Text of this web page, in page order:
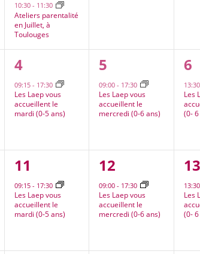
10:30 - 11:30
Ateliers parentalité
en Juillet, à
Toulouges
1
évènement,
4
09:15 - 17:30
Les Laep vous
accueillent le
mardi (0-5 ans)
1
évènement,
5
09:00- 17:30
Les Laep vous
accueillent le
mercredi (0-6 ans)
1
6
13:30
Les
(0-
1
évènement,
11
09:15 - 17:30
Les Laep vous
accueillent le
mardi (0-5 ans)
1
évènement,
12
09:00- 17:30
Les Laep vous
accueillent le
mercredi (0-6 ans)
1
13
13:30
Les
(0-